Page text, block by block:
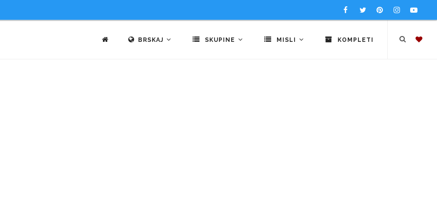
BRSKAJ SKUPINE MISLI KOMPLETI